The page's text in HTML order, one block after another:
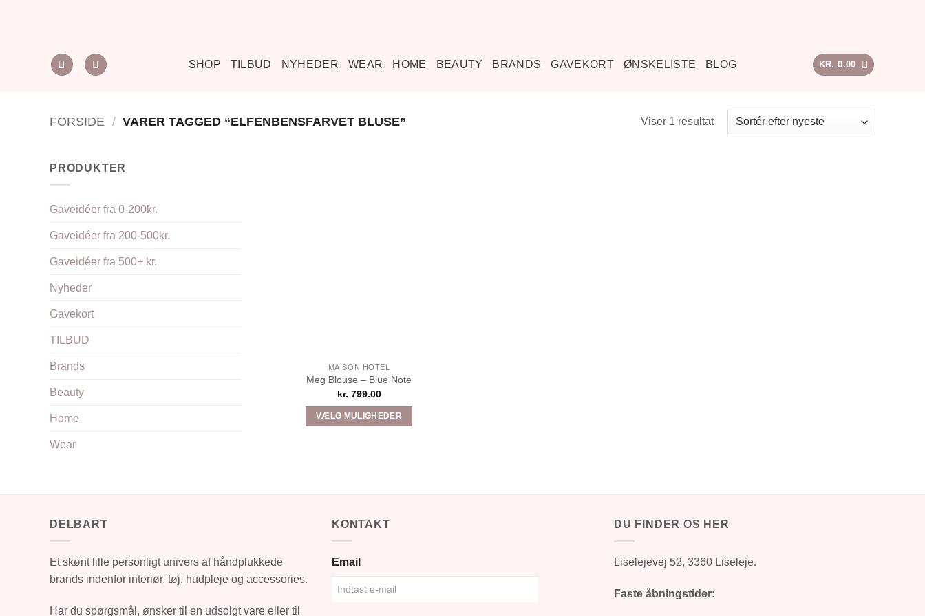
SHOP
TILBUD NYHEDER WEAR HOME BEAUTY BRANDS GAVEKORT ØNSKELISTE BLOG KR. 0.00
FORSIDE / VARER TAGGED “ELFENBENSFARVET BLUSE” Viser 1 resultat
PRODUKTER
Gaveidéer fra 0-200kr.
Gaveidéer fra 200-500kr.
Gaveidéer fra 500+ kr.
Nyheder
Gavekort
TILBUD
Brands
Beauty
Home
Wear
MAISON HOTEL
Meg Blouse – Blue Note
kr. 799.00
VÆLG MULIGHEDER
kan
på
DELBART
Et skønt lille personligt univers af håndplukkede
brands indenfor interiør, tøj, hudpleje og accessories.
Har du spørgsmål, ønsker til en udsolgt vare eller til
KONTAKT
Email
DU FINDER OS HER
Liselejevej 52, 3360 Liseleje.
Faste åbningstider: